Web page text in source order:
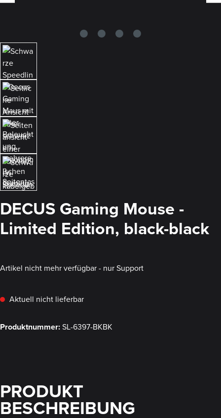
DECUS Gaming Mouse -
Limited Edition, black-black
Artikel nicht mehr verfügbar - nur Support
Aktuell nicht lieferbar
Produktnummer:SL-6397-BKBK
PRODUKT
BESCHREIBUNG